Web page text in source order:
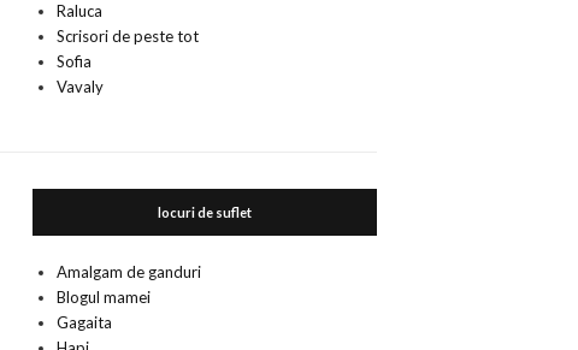
Raluca
Scrisori de peste tot
Sofia
Vavaly
locuri de suflet
Amalgam de ganduri
Blogul mamei
Gagaita